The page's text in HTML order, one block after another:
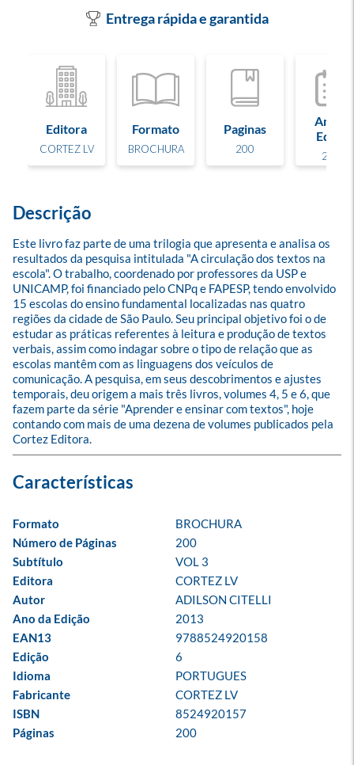
Entrega rápida e garantida
Editora
CORTEZ LV
Formato
BROCHURA
Paginas
200
Ano de
Edição
2013
Descrição
Este livro faz parte de uma trilogia que apresenta e analisa os
resultados da pesquisa intitulada "A circulação dos textos na
escola". O trabalho, coordenado por professores da USP e
UNICAMP, foi financiado pelo CNPq e FAPESP, tendo envolvido
15 escolas do ensino fundamental localizadas nas quatro
regiões da cidade de São Paulo. Seu principal objetivo foi o de
estudar as práticas referentes à leitura e produção de textos
verbais, assim como indagar sobre o tipo de relação que as
escolas mantêm com as linguagens dos veículos de
comunicação. A pesquisa, em seus descobrimentos e ajustes
temporais, deu origem a mais três livros, volumes 4, 5 e 6, que
fazem parte da série "Aprender e ensinar com textos", hoje
contando com mais de uma dezena de volumes publicados pela
Cortez Editora.
Formato
BROCHURA
Número de Páginas
200
Subtítulo
VOL 3
Editora
CORTEZ LV
Autor
ADILSON CITELLI
Ano da Edição
2013
EAN13
9788524920158
Edição
6
Idioma
PORTUGUES
Fabricante
CORTEZ LV
ISBN
8524920157
Páginas
200